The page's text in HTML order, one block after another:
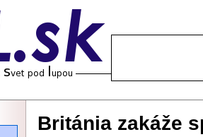
Británia zakáže